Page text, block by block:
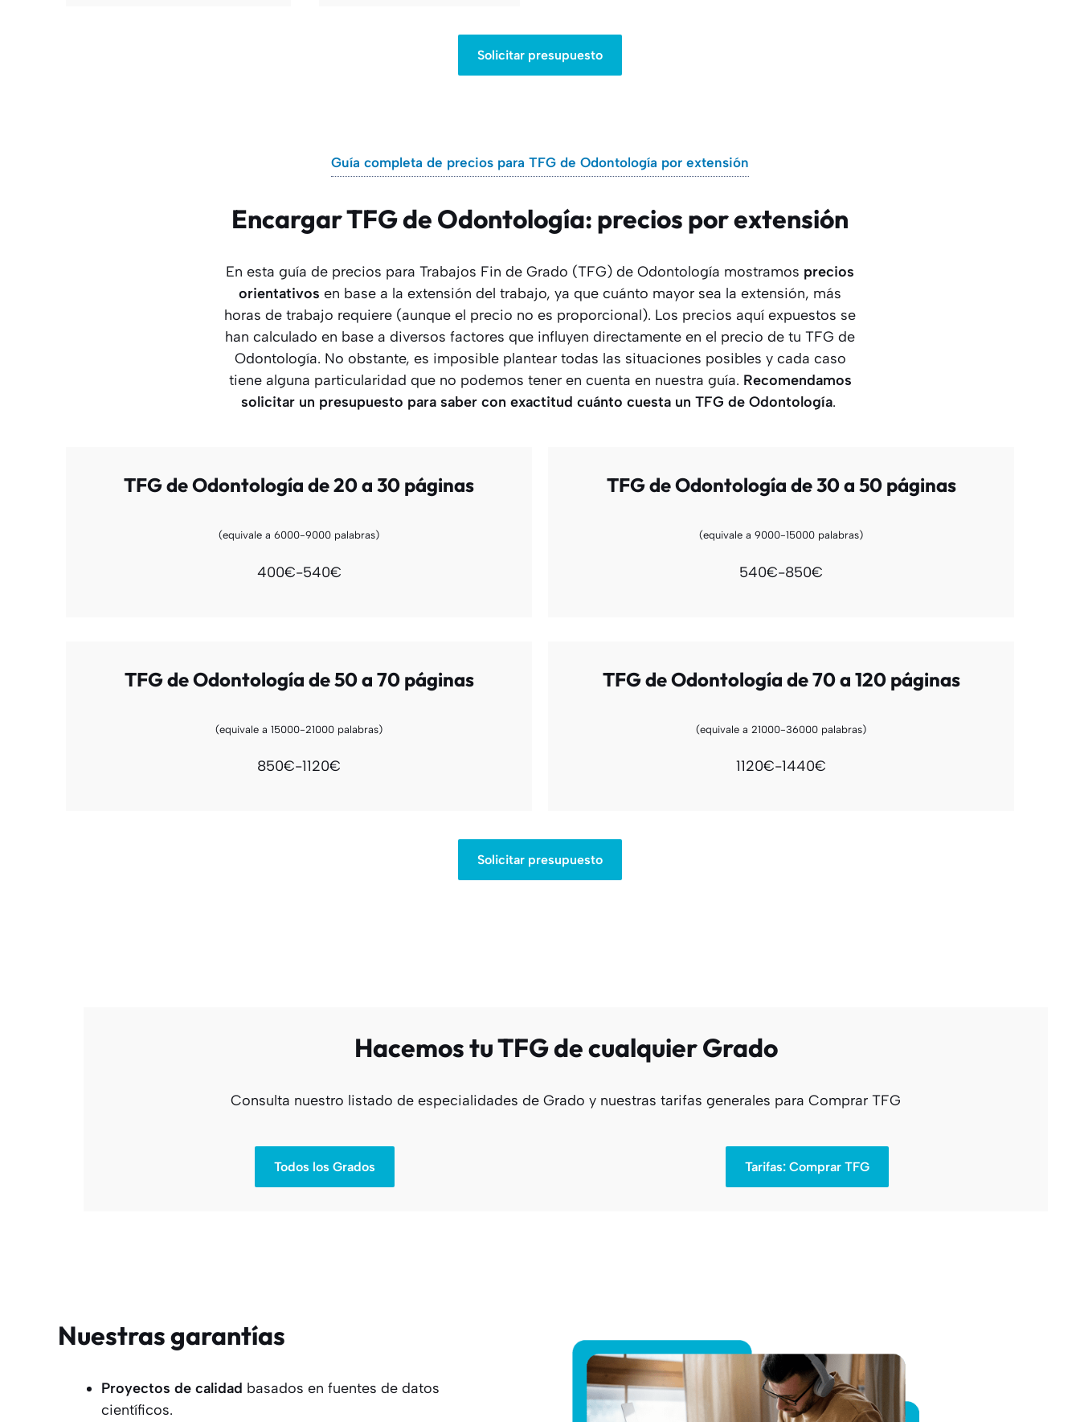
Solicitar presupuesto
Guía completa de precios para TFG de Odontología por extensión
Encargar TFG de Odontología: precios por extensión
En esta guía de precios para Trabajos Fin de Grado (TFG) de Odontología mostramos precios
orientativos en base a la extensión del trabajo, ya que cuánto mayor sea la extensión, más
horas de trabajo requiere (aunque el precio no es proporcional). Los precios aquí expuestos se
han calculado en base a diversos factores que influyen directamente en el precio de tu TFG de
Odontología. No obstante, es imposible plantear todas las situaciones posibles y cada caso
tiene alguna particularidad que no podemos tener en cuenta en nuestra guía. Recomendamos
solicitar un presupuesto para saber con exactitud cuánto cuesta un TFG de Odontología.
TFG de Odontología de 20 a 30 páginas
(equivale a 6000-9000 palabras)
400€-540€
TFG de Odontología de 30 a 50 páginas
(equivale a 9000-15000 palabras)
540€-850€
TFG de Odontología de 50 a 70 páginas
(equivale a 15000-21000 palabras)
850€-1120€
TFG de Odontología de 70 a 120 páginas
(equivale a 21000-36000 palabras)
1120€-1440€
Solicitar presupuesto
Hacemos tu TFG de cualquier Grado
Consulta nuestro listado de especialidades de Grado y nuestras tarifas generales para Comprar TFG
Todos los Grados Tarifas: Comprar TFG
Nuestras garantías
Proyectos de calidad basados en fuentes de datos
científicos.